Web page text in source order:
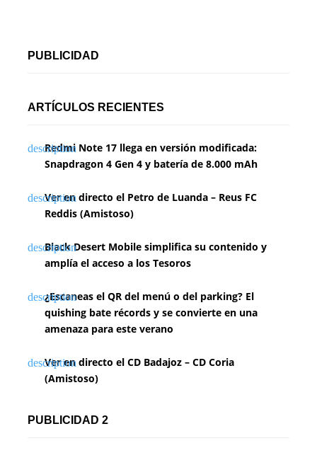
PUBLICIDAD
ARTÍCULOS RECIENTES
Redmi Note 17 llega en versión modificada:
Snapdragon 4 Gen 4 y batería de 8.000 mAh
Ver en directo el Petro de Luanda – Reus FC
Reddis (Amistoso)
Black Desert Mobile simplifica su contenido y
amplía el acceso a los Tesoros
¿Escaneas el QR del menú o del parking? El
quishing bate récords y se convierte en una
amenaza para este verano
Ver en directo el CD Badajoz – CD Coria
(Amistoso)
PUBLICIDAD 2